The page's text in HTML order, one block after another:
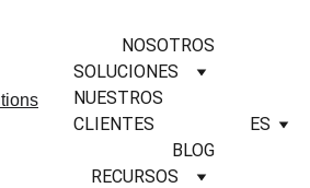
NOSOTROS
SOLUCIONES
NUESTROS
CLIENTES
BLOG
RECURSOS
ES